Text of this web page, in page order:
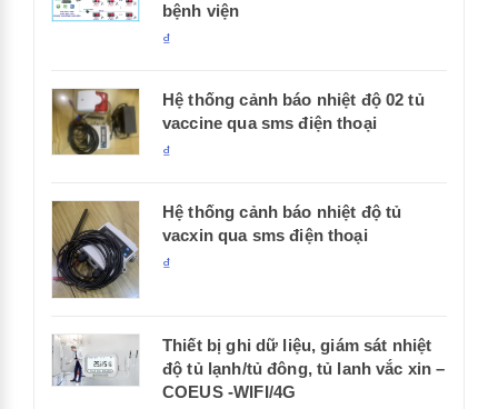
bệnh viện
₫
Hệ thống cảnh báo nhiệt độ 02 tủ
vaccine qua sms điện thoại
₫
Hệ thống cảnh báo nhiệt độ tủ
vacxin qua sms điện thoại
₫
Thiết bị ghi dữ liệu, giám sát nhiệt
độ tủ lạnh/tủ đông, tủ lanh vắc xin –
COEUS -WIFI/4G